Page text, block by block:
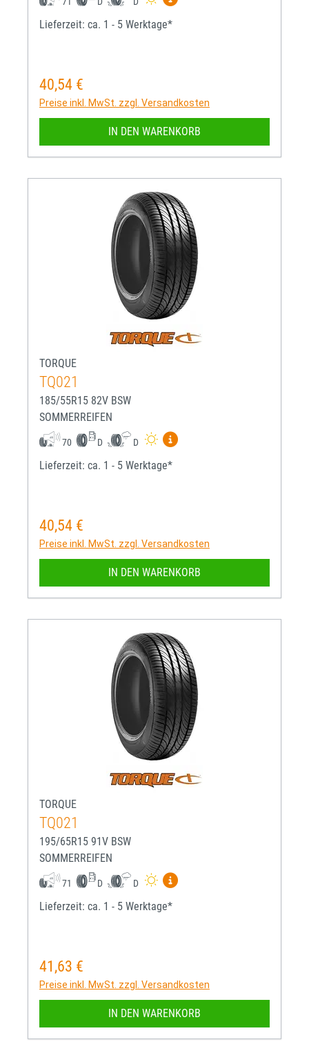
Lieferzeit: ca. 1 - 5 Werktage*
Regulärer Preis:
40,54 €
Preise inkl. MwSt. zzgl. Versandkosten
IN DEN WARENKORB
TORQUE
TQ021
185/55R15 82V BSW
SOMMERREIFEN
70 D D
Mehr Informationen zum
Lieferzeit: ca. 1 - 5 Werktage*
Regulärer Preis:
40,54 €
Preise inkl. MwSt. zzgl. Versandkosten
IN DEN WARENKORB
TORQUE
TQ021
195/65R15 91V BSW
SOMMERREIFEN
71 D D
Mehr Informationen zum
Lieferzeit: ca. 1 - 5 Werktage*
Regulärer Preis:
41,63 €
Preise inkl. MwSt. zzgl. Versandkosten
IN DEN WARENKORB